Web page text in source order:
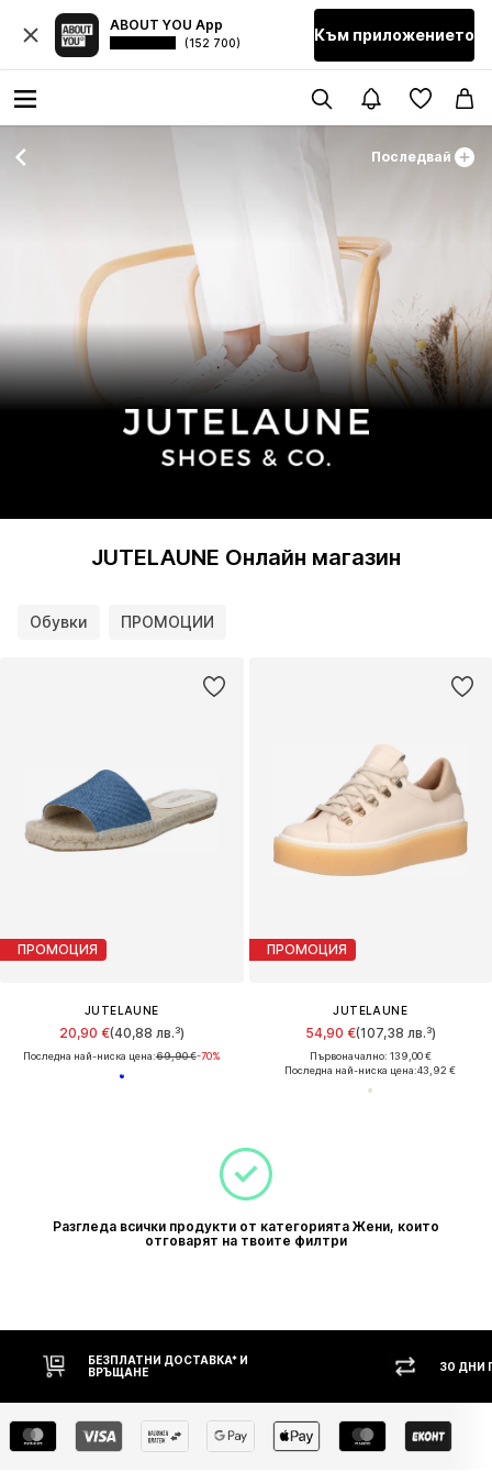
ABOUT YOU App
(152 700) Към приложението
Последвай
JUTELAUNE Онлайн магазин
Обувки ПРОМОЦИИ
ПРОМОЦИЯ
JUTELAUNE
20,90 €(40,88 лв.³)
Последна най-ниска цена:69,90 €-70%
ПРОМОЦИЯ
JUTELAUNE
54,90 €(107,38 лв.³)
Първоначално: 139,00 €
Последна най-ниска цена:43,92 €
Разгледа всички продукти от категорията Жени, които
отговарят на твоите филтри
БЕЗПЛАТНИ ДОСТАВКА* И
ВРЪЩАНЕ
30 ДНИ